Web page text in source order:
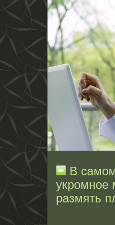
В
укромное
размять